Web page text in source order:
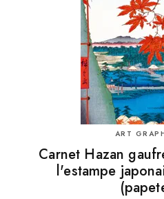
ART
Carnet Hazan
l'estampe